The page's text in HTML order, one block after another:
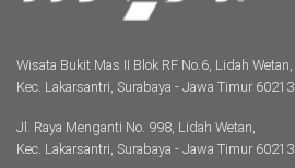
Wisata Bukit Mas II Blok RF No.6, Lidah Wetan,
Kec. Lakarsantri, Surabaya - Jawa Timur 60213
Jl. Raya Menganti No. 998, Lidah Wetan,
Kec. Lakarsantri, Surabaya - Jawa Timur 60213